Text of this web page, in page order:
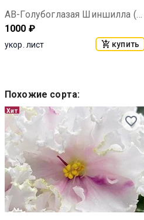
АВ-Голубоглазая Шиншилла (857-43)
1000 ₽
укор. лист купить
Похожие сорта:
Хит